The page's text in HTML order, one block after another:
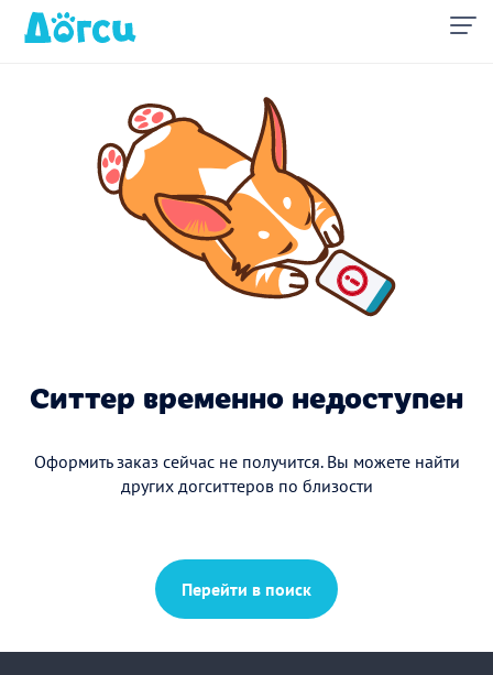
Ситтер временно недоступен
Оформить заказ сейчас не получится. Вы можете найти
других догситтеров по близости
Перейти в поиск